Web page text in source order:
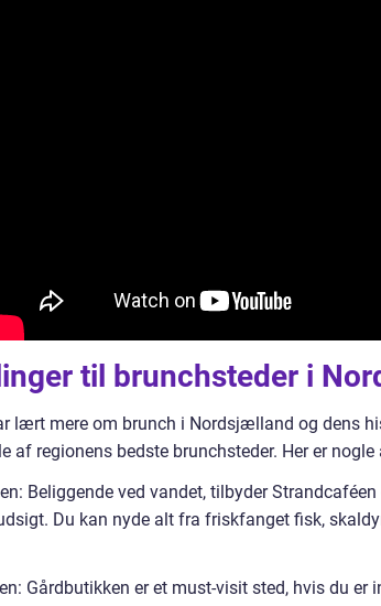
til brunchsteder i
lært mere om brunch i Nordsjælland og dens
af regionens bedste brunchsteder. Her er
Beliggende ved vandet, tilbyder
Du kan nyde alt fra friskfanget fisk,
Gårdbutikken er et must-visit sted, hvis du er